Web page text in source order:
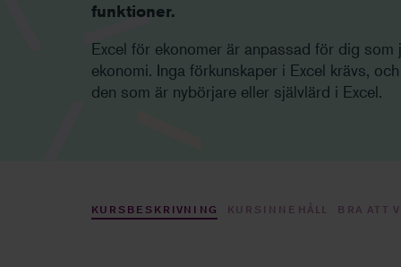
funktioner.
Excel för ekonomer är anpassad för dig som
ekonomi. Inga förkunskaper i Excel krävs,
den som är nybörjare eller självlärd i Excel.
KURSBESKRIVNING KURSINNEHÅLL BRA ATT